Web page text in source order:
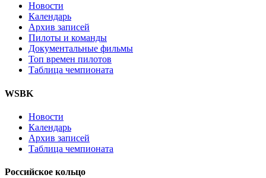
Новости
Календарь
Архив записей
Пилоты и команды
Документальные фильмы
Топ времен пилотов
Таблица чемпионата
WSBK
Новости
Календарь
Архив записей
Таблица чемпионата
Российское кольцо